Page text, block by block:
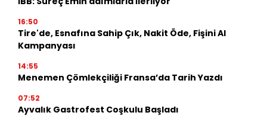
16:50
Tire'de, Esnafına Sahip Çık, Nakit Öde, Fişini Al
Kampanyası
14:55
Menemen Çömlekçiliği Fransa’da Tarih Yazdı
07:52
Ayvalık Gastrofest Coşkulu Başladı